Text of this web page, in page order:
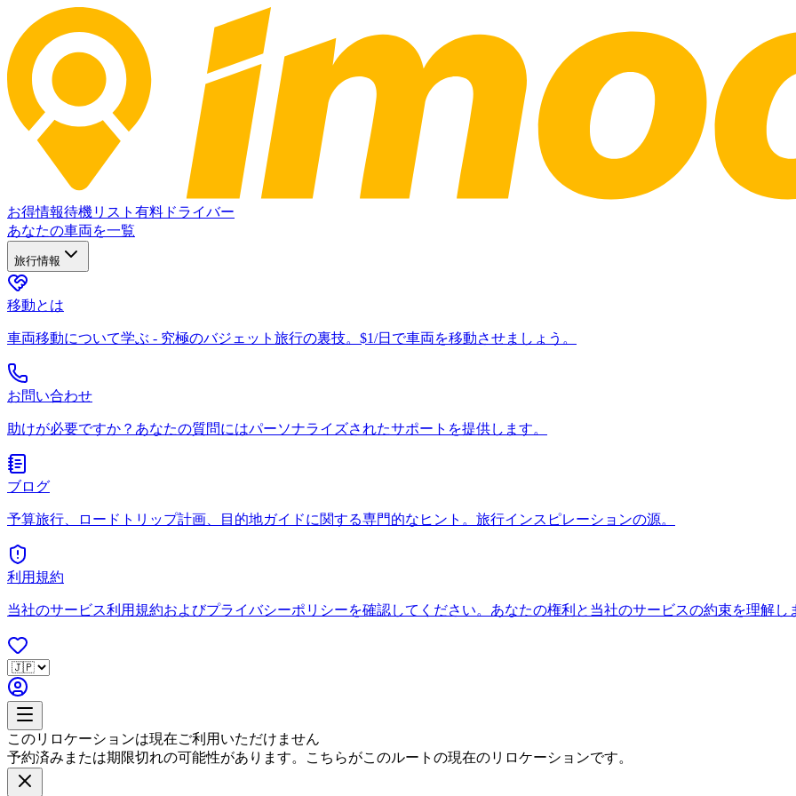
お得情報待機リスト 有料ドライバー
あなたの車両を一覧
旅行情報
移動とは
車両移動について学ぶ - 究極のバジェット旅行の裏技。$1/日で車両を移動させましょう。
お問い合わせ
助けが必要ですか？あなたの質問にはパーソナライズされたサポートを提供します。
ブログ
予算旅行、ロードトリップ計画、目的地ガイドに関する専門的なヒント。旅行インスピレーションの源。
利用規約
当社のサービス利用規約およびプライバシーポリシーを確認してください。あなたの権利と当社のサービスの約束を理解し
このリロケーションは現在ご利用いただけません
予約済みまたは期限切れの可能性があります。こちらがこのルートの現在のリロケーションです。